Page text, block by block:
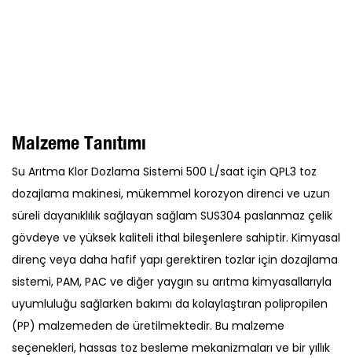
Malzeme Tanıtımı
Su Arıtma Klor Dozlama Sistemi 500 L/saat için QPL3 toz
dozajlama makinesi, mükemmel korozyon direnci ve uzun
süreli dayanıklılık sağlayan sağlam SUS304 paslanmaz çelik
gövdeye ve yüksek kaliteli ithal bileşenlere sahiptir. Kimyasal
direnç veya daha hafif yapı gerektiren tozlar için dozajlama
sistemi, PAM, PAC ve diğer yaygın su arıtma kimyasallarıyla
uyumluluğu sağlarken bakımı da kolaylaştıran polipropilen
(PP) malzemeden de üretilmektedir. Bu malzeme
seçenekleri, hassas toz besleme mekanizmaları ve bir yıllık